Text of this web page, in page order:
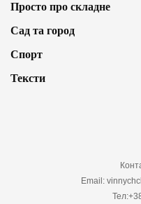
Просто про складне
Сад та город
Спорт
Тексти
Email: